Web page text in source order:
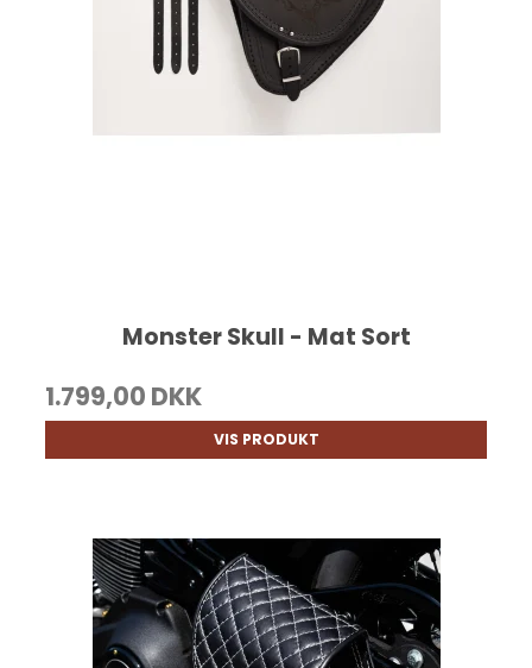
Monster Skull - Mat Sort
1.799,00 DKK
VIS PRODUKT